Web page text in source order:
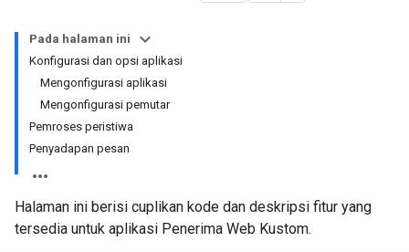
Pada halaman ini
Konfigurasi dan opsi aplikasi
Mengonfigurasi aplikasi
Mengonfigurasi pemutar
Pemroses peristiwa
Penyadapan pesan
Halaman ini berisi cuplikan kode dan deskripsi fitur yang
tersedia untuk aplikasi Penerima Web Kustom.